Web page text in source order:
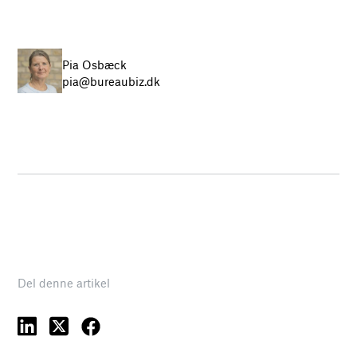
Pia Osbæck
pia@bureaubiz.dk
Del denne artikel